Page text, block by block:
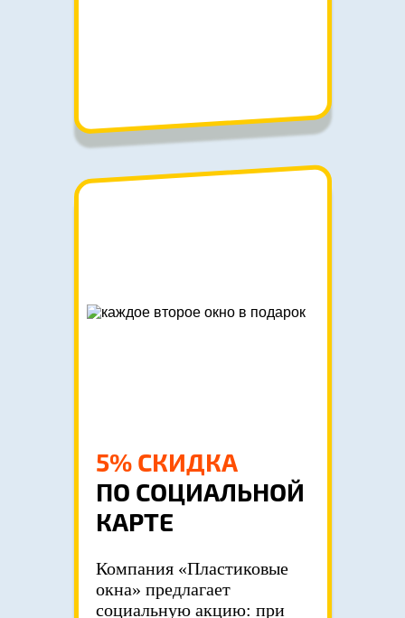
5% СКИДКА
ПО СОЦИАЛЬНОЙ
КАРТЕ
Компания «Пластиковые
окна» предлагает
социальную акцию: при